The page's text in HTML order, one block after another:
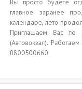
Вы просто будете
главное заранее
календаре, лето
Приглашаем Вас по
(Автовокзал).
0800500660